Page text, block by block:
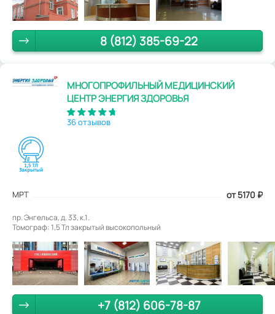
8 (812) 385-69-22
МНОГОПРОФИЛЬНЫЙ МЕДИЦИНСКИЙ
ЦЕНТР ЭНЕРГИЯ ЗДОРОВЬЯ
36 отзывов
МРТ от 5170 ₽
пр. Энгельса, д. 33, к.1.
Томограф: 1,5 Тл закрытый высокопольный
+7 (812) 606-78-87